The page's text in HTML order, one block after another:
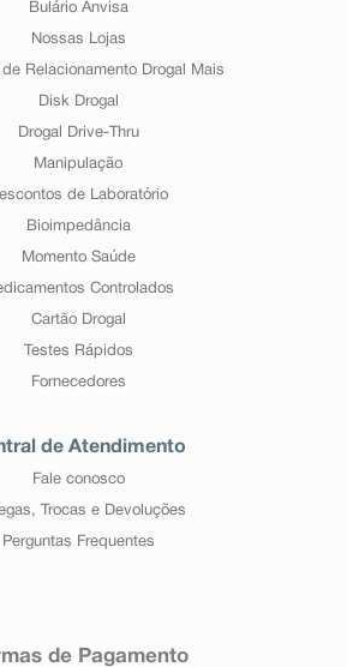
Bulário Anvisa
Nossas Lojas
de Relacionamento Drogal Mais
Disk Drogal
Drogal Drive-Thru
Manipulação
de Laboratório
Bioimpedância
Momento Saúde
Controlados
Cartão Drogal
Testes Rápidos
Fornecedores
de Atendimento
Fale conosco
Trocas e Devoluções
Perguntas Frequentes
de Pagamento